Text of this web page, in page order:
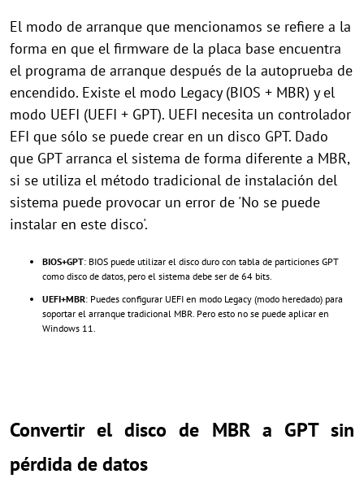
El modo de arranque que mencionamos se refiere a la
forma en que el firmware de la placa base encuentra
el programa de arranque después de la autoprueba de
encendido. Existe el modo Legacy (BIOS + MBR) y el
modo UEFI (UEFI + GPT). UEFI necesita un controlador
EFI que sólo se puede crear en un disco GPT. Dado
que GPT arranca el sistema de forma diferente a MBR,
si se utiliza el método tradicional de instalación del
sistema puede provocar un error de 'No se puede
instalar en este disco'.
BIOS+GPT: BIOS puede utilizar el disco duro con tabla de particiones GPT
como disco de datos, pero el sistema debe ser de 64 bits.
UEFI+MBR: Puedes configurar UEFI en modo Legacy (modo heredado) para
soportar el arranque tradicional MBR. Pero esto no se puede aplicar en
Windows 11.
Convertir el disco de MBR a GPT sin
pérdida de datos